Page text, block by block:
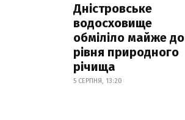
Дністровське
водосховище
обміліло майже до
рівня природного
річища
5 СЕРПНЯ, 13:20